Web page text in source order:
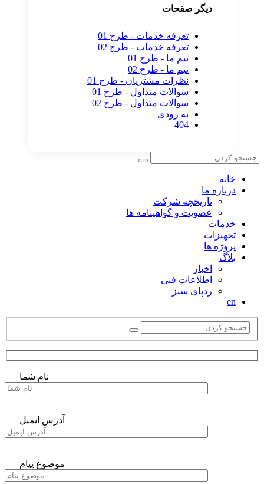
دیگر صفحات
تعرفه خدمات - طرح 01
تعرفه خدمات - طرح 02
تیم ما - طرح 01
تیم ما - طرح 02
نظرات مشتریان - طرح 01
سوالات متداول - طرح 01
سوالات متداول - طرح 02
به زودی
404
خانه
درباره ما
تاریخچه شرکت
عضویت و گواهینامه ها
خدمات
تجهیزات
پروژه ها
بلاگ
اخبار
اطلاعات فنی
ردپای سبز
en
نام شما
آدرس ایمیل
موضوع پیام